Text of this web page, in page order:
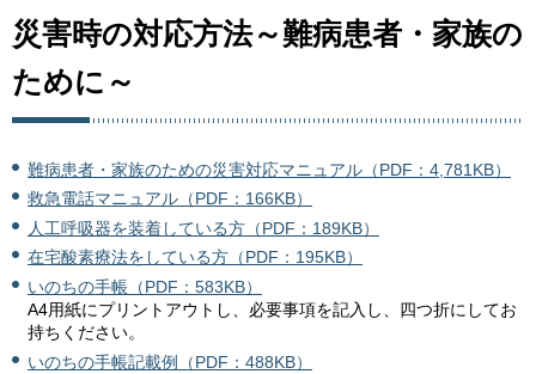
災害時の対応方法～難病患者・家族の
ために～
難病患者・家族のための災害対応マニュアル（PDF：4,781KB）
救急電話マニュアル（PDF：166KB）
人工呼吸器を装着している方（PDF：189KB）
在宅酸素療法をしている方（PDF：195KB）
いのちの手帳（PDF：583KB）
A4用紙にプリントアウトし、必要事項を記入し、四つ折にしてお
持ちください。
いのちの手帳記載例（PDF：488KB）